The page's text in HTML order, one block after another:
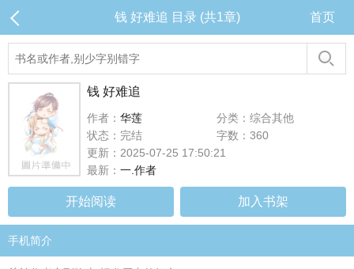
钱 好难追 目录 (共1章) 首页
钱 好难追
作者： 华莲
分类：综合其他
状态：完结
字数：360
更新：2025-07-25 17:50:21
最新： 一.作者
开始阅读 加入书架
手机简介